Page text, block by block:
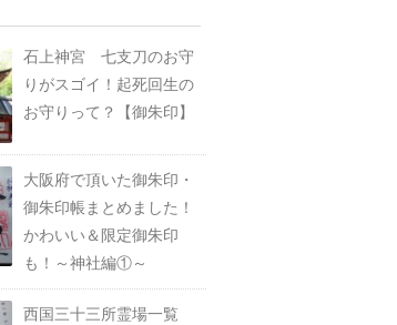
石上神宮 七支刀のお守
りがスゴイ！起死回生の
お守りって？【御朱印】
大阪府で頂いた御朱印・
御朱印帳まとめました！
かわいい＆限定御朱印
も！～神社編①～
西国三十三所霊場一覧